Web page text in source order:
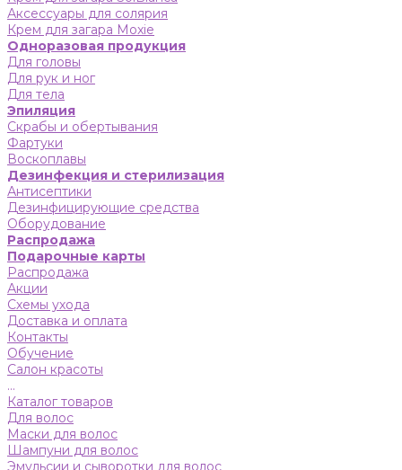
Аксессуары для солярия
Крем для загара Moxie
Одноразовая продукция
Для головы
Для рук и ног
Для тела
Эпиляция
Скрабы и обертывания
Фартуки
Воскоплавы
Дезинфекция и стерилизация
Антисептики
Дезинфицирующие средства
Оборудование
Распродажа
Подарочные карты
Распродажа
Акции
Схемы ухода
Доставка и оплата
Контакты
Обучение
Салон красоты
...
Каталог товаров
Для волос
Маски для волос
Шампуни для волос
Эмульсии и сыворотки для волос